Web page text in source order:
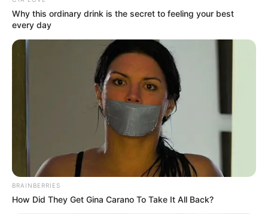
มันจะทำให้สมองเธอโล่งขึ้น
เดือนพฤษภาคม
วิธี คลายเครียด เธอเป็นคนที่มีสารเครียดอยู่ในร่างกายพอ
สมควร รู้จักเอาใจเขามาใส่ใจเราบ้าง หัวใจที่เพิ่มไม่ได้ทำให้
เป็นคนหลายใจ แต่ทำให้เธอเข้ากับคนอื่นได้มากขึ้น วิธีผ่อน
คลายของเธอคือการได้เดินดูของสวยๆงามๆ ก็ทำให้รีแลกซ์
เดือนมิถุนายน
วิธี คลายเครียด เธอเป็นคนชอบพบปะผู้คน ดังนั้นถ้าเธอ
รู้สึกเครียดไม่ว่าจะเป็นเรื่องอะไร meeting กับเพื่อนน่าจะ
เป็นวิธีผ่อนคลายที่เธอทำได้ดีที่สุดหรือไม่ก็การช้อปปิ้ง
Why this ordinary drink is the secret to feeling your best
every day
BRAINBERRIES
How Did They Get Gina Carano To Take It All Back?